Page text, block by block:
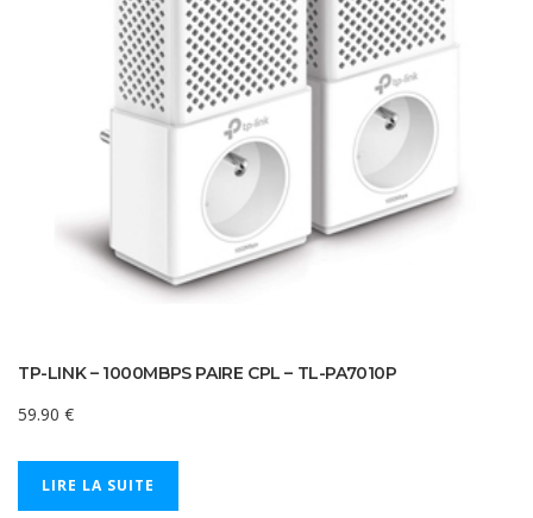
TP-LINK – 1000MBPS PAIRE CPL – TL-PA7010P
59.90 €
LIRE LA SUITE